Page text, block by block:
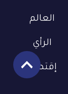
العالم
الرأي
إقتصاد